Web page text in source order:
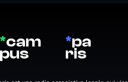
*cam
pus
*pa
ris